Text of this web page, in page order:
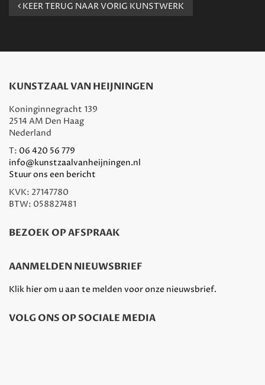
KEER TERUG NAAR VORIG KUNSTWERK
KUNSTZAAL VAN HEIJNINGEN
Koninginnegracht 139
2514 AM Den Haag
Nederland
T: 06 420 56 779
info@kunstzaalvanheijningen.nl
Stuur ons een bericht
KVK: 27147780
BTW: 058827481
BEZOEK OP AFSPRAAK
AANMELDEN NIEUWSBRIEF
Klik hier om u aan te melden voor onze nieuwsbrief.
VOLG ONS OP SOCIALE MEDIA